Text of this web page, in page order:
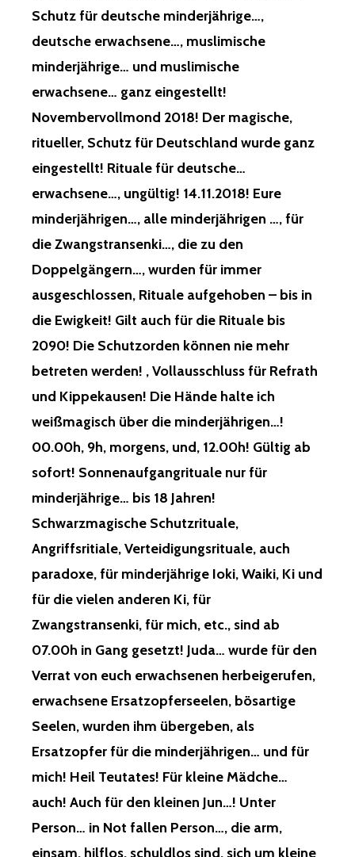
Schutz für deutsche minderjährige…,
deutsche erwachsene…, muslimische
minderjährige… und muslimische
erwachsene… ganz eingestellt!
Novembervollmond 2018! Der magische,
ritueller, Schutz für Deutschland wurde ganz
eingestellt! Rituale für deutsche…
erwachsene…, ungültig! 14.11.2018! Eure
minderjährigen…, alle minderjährigen …, für
die Zwangstransenki…, die zu den
Doppelgängern…, wurden für immer
ausgeschlossen, Rituale aufgehoben – bis in
die Ewigkeit! Gilt auch für die Rituale bis
2090! Die Schutzorden können nie mehr
betreten werden! , Vollausschluss für Refrath
und Kippekausen! Die Hände halte ich
weißmagisch über die minderjährigen…!
00.00h, 9h, morgens, und, 12.00h! Gültig ab
sofort! Sonnenaufgangrituale nur für
minderjährige… bis 18 Jahren!
Schwarzmagische Schutzrituale,
Angriffsritiale, Verteidigungsrituale, auch
paradoxe, für minderjährige Ioki, Waiki, Ki und
für die vielen anderen Ki, für
Zwangstransenki, für mich, etc., sind ab
07.00h in Gang gesetzt! Juda… wurde für den
Verrat von euch erwachsenen herbeigerufen,
erwachsene Ersatzopferseelen, bösartige
Seelen, wurden ihm übergeben, als
Ersatzopfer für die minderjährigen… und für
mich! Heil Teutates! Für kleine Mädche…
auch! Auch für den kleinen Jun…! Unter
Person… in Not fallen Person…, die arm,
einsam, hilflos, schuldlos sind, sich um kleine